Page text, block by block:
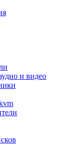
и видео